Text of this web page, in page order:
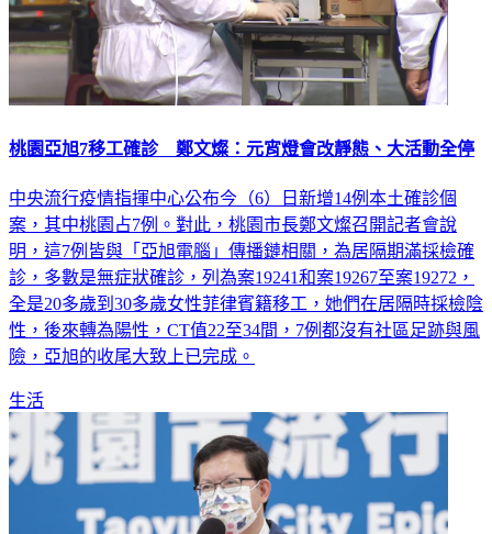
桃園亞旭7移工確診 鄭文燦：元宵燈會改靜態、大活動全停
中央流行疫情指揮中心公布今（6）日新增14例本土確診個
案，其中桃園占7例。對此，桃園市長鄭文燦召開記者會說
明，這7例皆與「亞旭電腦」傳播鏈相關，為居隔期滿採檢確
診，多數是無症狀確診，列為案19241和案19267至案19272，
全是20多歲到30多歲女性菲律賓籍移工，她們在居隔時採檢陰
性，後來轉為陽性，CT值22至34間，7例都沒有社區足跡與風
險，亞旭的收尾大致上已完成。
生活